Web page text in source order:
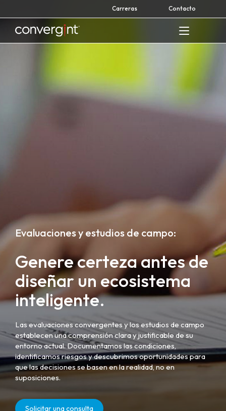
to
content
Carreras Contacto
Home
Evaluaciones y estudios de campo:
Genere certeza antes de
diseñar un ecosistema
inteligente.
Las evaluaciones convergentes y los estudios de campo
establecen una comprensión clara y justificable de su
entorno actual. Documentamos las condiciones,
identificamos riesgos y descubrimos oportunidades para
que las decisiones se basen en la realidad, no en
suposiciones.
Solicitar una consulta